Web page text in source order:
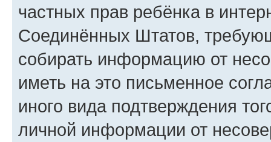
частных прав ребёнка в
Соединённых Штатов,
собирать информацию от
иметь на это письменное
иного вида подтверждения
личной информации от